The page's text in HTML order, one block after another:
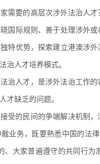
需要的高层次涉外法治人
国际规则、善于处理涉外
特优势，探索建立港澳涉
治人才培养模式。
治人才，是涉外法治工作
才缺乏的问题。
受的民间的争端解决机制
业务，既要熟悉中国的法
、大家普遍遵守的共同行